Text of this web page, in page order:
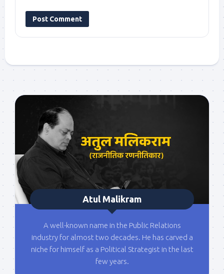
Atul Malikram
A well-known name in the Public Relations
industry for almost two decades. He has carved a
niche for himself as a Political Strategist in the last
few years.